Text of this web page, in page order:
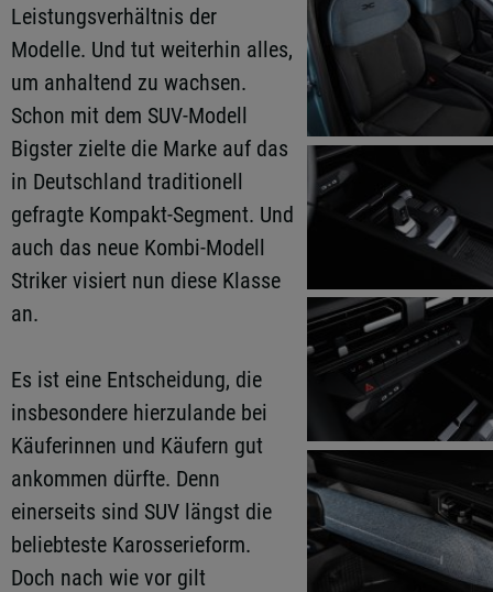
Leistungsverhältnis der
Modelle. Und tut weiterhin alles,
um anhaltend zu wachsen.
Schon mit dem SUV-Modell
Bigster zielte die Marke auf das
in Deutschland traditionell
gefragte Kompakt-Segment. Und
auch das neue Kombi-Modell
Striker visiert nun diese Klasse
an.
Es ist eine Entscheidung, die
insbesondere hierzulande bei
Käuferinnen und Käufern gut
ankommen dürfte. Denn
einerseits sind SUV längst die
beliebteste Karosserieform.
Doch nach wie vor gilt